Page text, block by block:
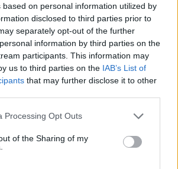
based on personal information utilized by
disclosed to third parties prior to
separately opt-out of the further
information by third parties on the
participants. This information may
us to third parties on the IAB’s List of
that may further disclose it to other
Processing Opt Outs
of the Sharing of my
networking! Részletekért
és jelentkezésAz év második
1 millió négyzetméter irodaterületre
ami 29 százalékkal haladja
és 31 százalékkal az elmúlt...
portfolio.hu hírarchívumához
olvasása előfizetéses